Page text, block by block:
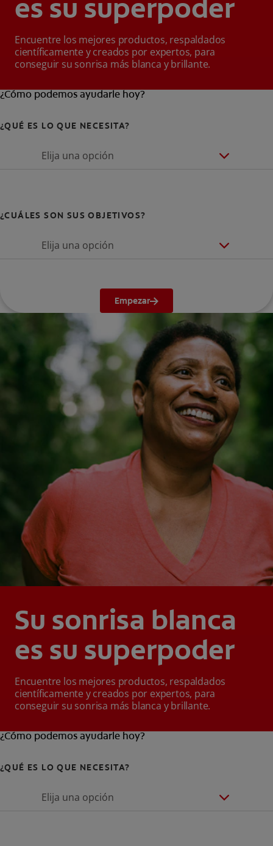
es su superpoder
Encuentre los mejores productos, respaldados
científicamente y creados por expertos, para
conseguir su sonrisa más blanca y brillante.
¿Cómo podemos ayudarle hoy?
¿QUÉ ES LO QUE NECESITA?
Elija una opción
¿CUÁLES SON SUS OBJETIVOS?
Elija una opción
Empezar
Su sonrisa blanca
es su superpoder
Encuentre los mejores productos, respaldados
científicamente y creados por expertos, para
conseguir su sonrisa más blanca y brillante.
¿Cómo podemos ayudarle hoy?
¿QUÉ ES LO QUE NECESITA?
Elija una opción